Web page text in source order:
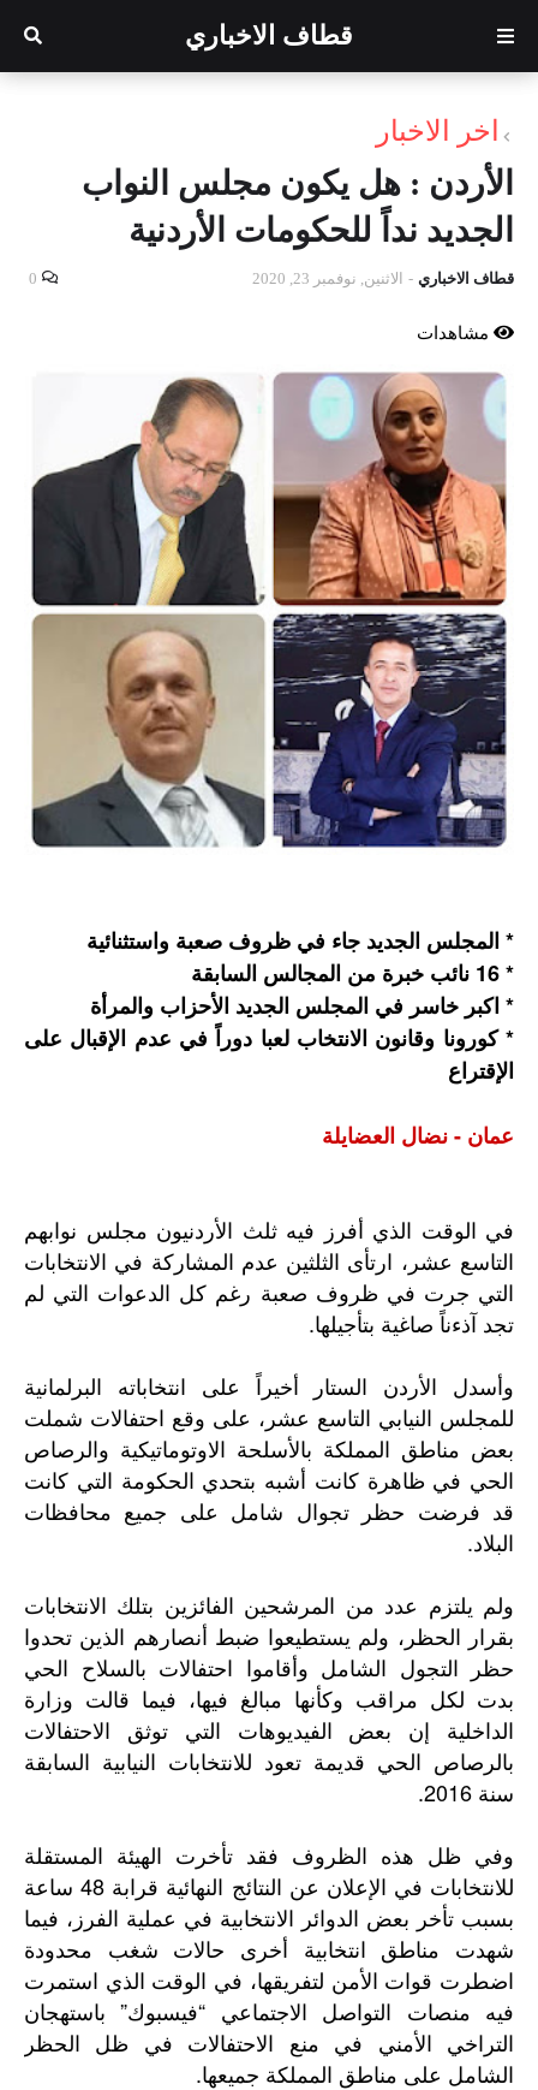
قطاف الاخباري
اخر الاخبار
الأردن : هل يكون مجلس النواب
الجديد نداً للحكومات الأردنية
قطاف الاخباري - الاثنين, نوفمبر 23, 2020 0
مشاهدات
* المجلس الجديد جاء في ظروف صعبة واستثنائية
* 16 نائب خبرة من المجالس السابقة
* اكبر خاسر في المجلس الجديد الأحزاب والمرأة
* كورونا وقانون الانتخاب لعبا دوراً في عدم الإقبال على
الإقتراع
عمان - نضال العضايلة
في الوقت الذي أفرز فيه ثلث الأردنيون مجلس نوابهم
التاسع عشر، ارتأى الثلثين عدم المشاركة في الانتخابات
التي جرت في ظروف صعبة رغم كل الدعوات التي لم
تجد آذءناً صاغية بتأجيلها.
وأسدل الأردن الستار أخيراً على انتخاباته البرلمانية
للمجلس النيابي التاسع عشر، على وقع احتفالات شملت
بعض مناطق المملكة بالأسلحة الاوتوماتيكية والرصاص
الحي في ظاهرة كانت أشبه بتحدي الحكومة التي كانت
قد فرضت حظر تجوال شامل على جميع محافظات
البلاد.
ولم يلتزم عدد من المرشحين الفائزين بتلك الانتخابات
بقرار الحظر، ولم يستطيعوا ضبط أنصارهم الذين تحدوا
حظر التجول الشامل وأقاموا احتفالات بالسلاح الحي
بدت لكل مراقب وكأنها مبالغ فيها، فيما قالت وزارة
الداخلية إن بعض الفيديوهات التي توثق الاحتفالات
بالرصاص الحي قديمة تعود للانتخابات النيابية السابقة
سنة 2016.
وفي ظل هذه الظروف فقد تأخرت الهيئة المستقلة
للانتخابات في الإعلان عن النتائج النهائية قرابة 48 ساعة
بسبب تأخر بعض الدوائر الانتخابية في عملية الفرز، فيما
شهدت مناطق انتخابية أخرى حالات شغب محدودة
اضطرت قوات الأمن لتفريقها، في الوقت الذي استمرت
فيه منصات التواصل الاجتماعي “فيسبوك” باستهجان
التراخي الأمني في منع الاحتفالات في ظل الحظر
الشامل على مناطق المملكة جميعها.